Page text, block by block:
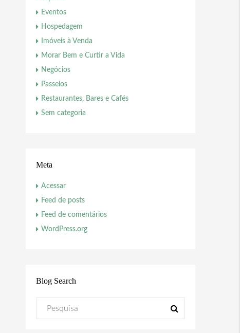
Eventos
Hospedagem
Imóveis à Venda
Morar Bem e Curtir a Vida
Negócios
Passeios
Restaurantes, Bares e Cafés
Sem categoria
Meta
Acessar
Feed de posts
Feed de comentários
WordPress.org
Blog Search